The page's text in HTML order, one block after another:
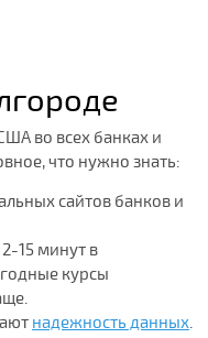
Купить
во всех банках и
что нужно знать:
сайтов банков и
15 минут в
курсы
надежность данных.